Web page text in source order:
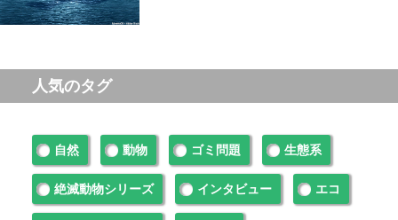
人気のタグ
自然 動物 ゴミ問題 生態系
絶滅動物シリーズ インタビュー エコ